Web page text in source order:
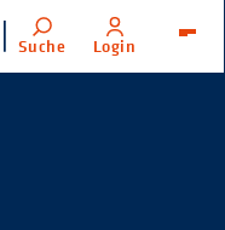
Suche Login